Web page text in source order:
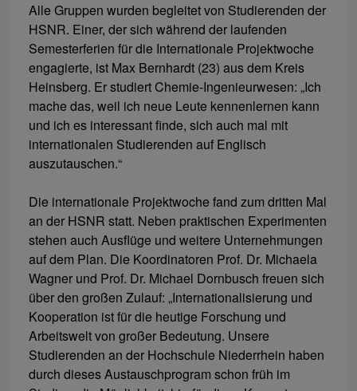
Alle Gruppen wurden begleitet von Studierenden der
HSNR. Einer, der sich während der laufenden
Semesterferien für die Internationale Projektwoche
engagierte, ist Max Bernhardt (23) aus dem Kreis
Heinsberg. Er studiert Chemie-Ingenieurwesen: „Ich
mache das, weil ich neue Leute kennenlernen kann
und ich es interessant finde, sich auch mal mit
internationalen Studierenden auf Englisch
auszutauschen.“
Die internationale Projektwoche fand zum dritten Mal
an der HSNR statt. Neben praktischen Experimenten
stehen auch Ausflüge und weitere Unternehmungen
auf dem Plan. Die Koordinatoren Prof. Dr. Michaela
Wagner und Prof. Dr. Michael Dornbusch freuen sich
über den großen Zulauf: „Internationalisierung und
Kooperation ist für die heutige Forschung und
Arbeitswelt von großer Bedeutung. Unsere
Studierenden an der Hochschule Niederrhein haben
durch dieses Austauschprogram schon früh im